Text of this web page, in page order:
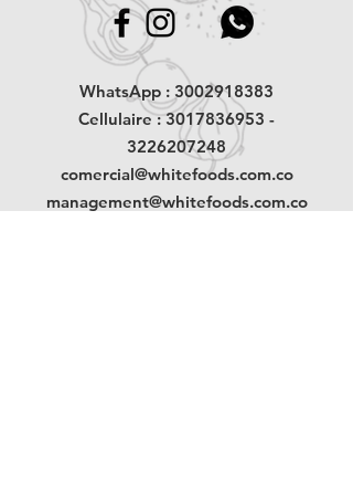
contribue à améliorer les besoins
quotidiens.
Il serait recommandé de le
consommer après le déjeuner ou
comme collation en cas d'anxiété.
WhatsApp : 3002918383
Cellulaire :3017836953 -
3226207248
comercial@whitefoods.com.co
management@whitefoods.com.co